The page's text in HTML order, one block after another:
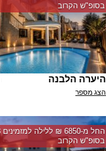
בסופ"ש הקרוב
היערה הלבנה
הצג מספר
בסופ"ש הקרוב